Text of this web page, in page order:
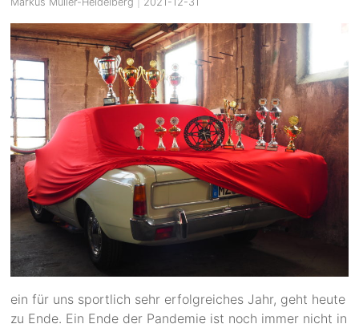
ein für uns sportlich sehr erfolgreiches Jahr, geht heute
zu Ende. Ein Ende der Pandemie ist noch immer nicht in